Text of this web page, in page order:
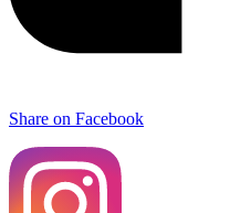
Share on Facebook